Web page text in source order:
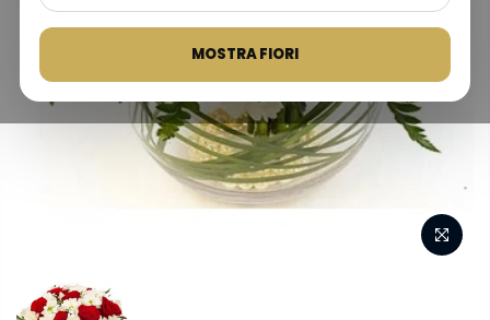
MOSTRA FIORI